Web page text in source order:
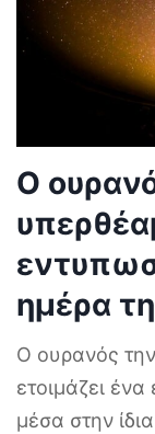
Ο
ημέρα
Ο ουρανός
ετοιμάζει
μέσα στην